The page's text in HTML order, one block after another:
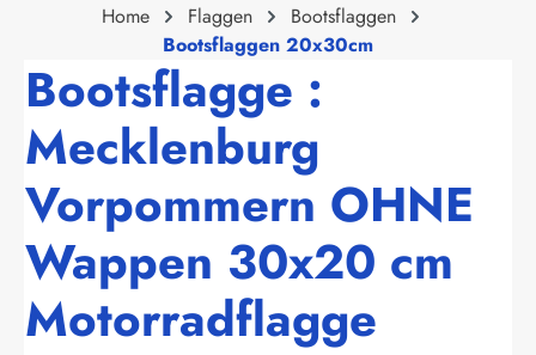
Home Flaggen
Bootsflaggen
Bootsflaggen 20x30cm
Bootsflagge :
Mecklenburg
Vorpommern OHNE
Wappen 30x20 cm
Motorradflagge